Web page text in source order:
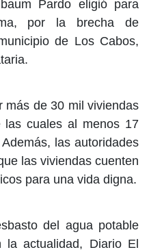
Pardo eligió para
por la brecha de
de Los Cabos,
más de 30 mil viviendas
las cuales al menos 17
las autoridades
las viviendas cuenten
para una vida digna.
del agua potable
actualidad, Diario El